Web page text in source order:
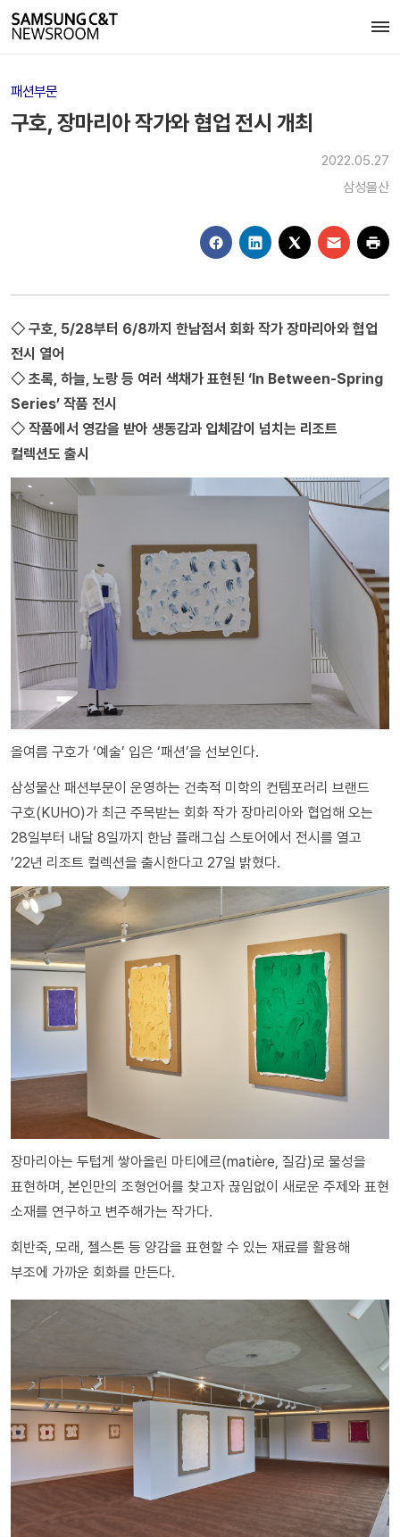
패션부문
구호, 장마리아 작가와 협업 전시 개최
2022.05.27
삼성물산
◇ 구호, 5/28부터 6/8까지 한남점서 회화 작가 장마리아와 협업
전시 열어
◇ 초록, 하늘, 노랑 등 여러 색채가 표현된 ‘In Between-Spring
Series’ 작품 전시
◇ 작품에서 영감을 받아 생동감과 입체감이 넘치는 리조트
컬렉션도 출시
올여름 구호가 ‘예술’ 입은 ‘패션’을 선보인다.
삼성물산 패션부문이 운영하는 건축적 미학의 컨템포러리 브랜드
구호(KUHO)가 최근 주목받는 회화 작가 장마리아와 협업해 오는
28일부터 내달 8일까지 한남 플래그십 스토어에서 전시를 열고
’22년 리조트 컬렉션을 출시한다고 27일 밝혔다.
장마리아는 두텁게 쌓아올린 마티에르(matière, 질감)로 물성을
표현하며, 본인만의 조형언어를 찾고자 끊임없이 새로운 주제와 표현
소재를 연구하고 변주해가는 작가다.
회반죽, 모래, 젤스톤 등 양감을 표현할 수 있는 재료를 활용해
부조에 가까운 회화를 만든다.